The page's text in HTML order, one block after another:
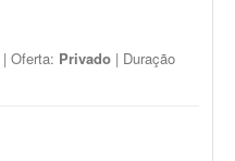
| Oferta: Privado | Duração